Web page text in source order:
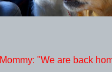
Mommy: "We are back